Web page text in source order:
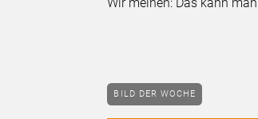
BILD DER WOCHE